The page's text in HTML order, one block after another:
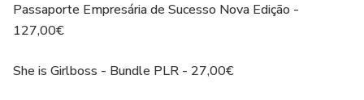
Passaporte Empresária de Sucesso Nova Edição -
127,00€
She is Girlboss - Bundle PLR - 27,00€